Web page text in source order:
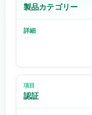
製品カテゴリー
認証